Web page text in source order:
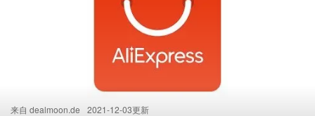
来自 dealmoon.de 2021-12-03更新